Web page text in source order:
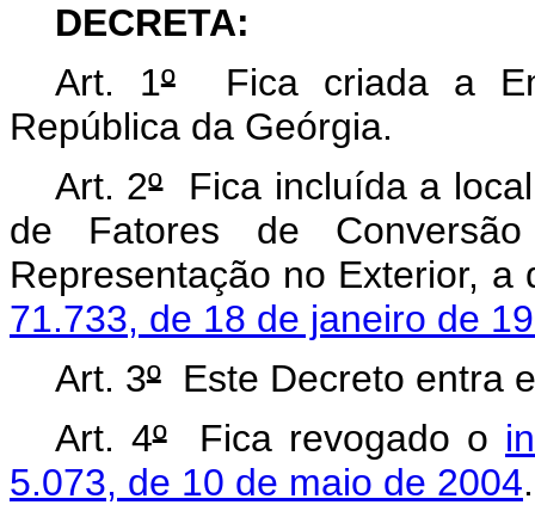
DECRETA:
Art. 1ºFica criada a
República da Geórgia.
Art. 2ºFica incluída a
de Fatores de
Representação no Exterior,
71.733, de 18 de janeiro de
Art. 3ºEste Decreto entra
Art. 4ºFica revogado o
5.073, de 10 de maio de 2004